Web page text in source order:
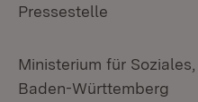
Pressestelle
Ministerium für
Baden-Württemberg